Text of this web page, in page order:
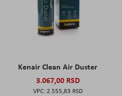
Kenair Clean Air Duster
3.067,00 RSD
2.555,83 RSD